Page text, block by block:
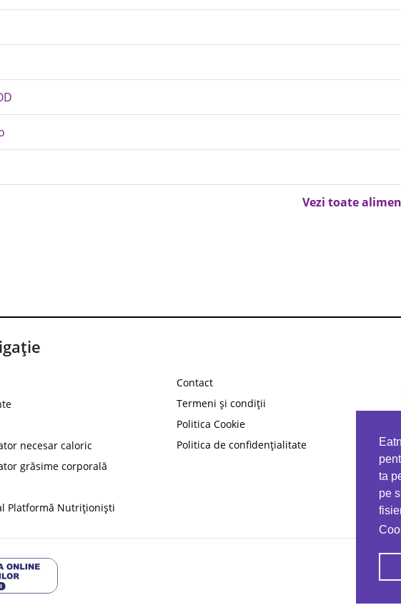
ta
pe
Vezi toate
necesar caloric
grăsime corporală
Platformă Nutriționiști
Contact
Termeni și condiții
Politica Cookie
Politica de confidențialitate
PROTO41
reducere la orice comandă
EATNTRACK